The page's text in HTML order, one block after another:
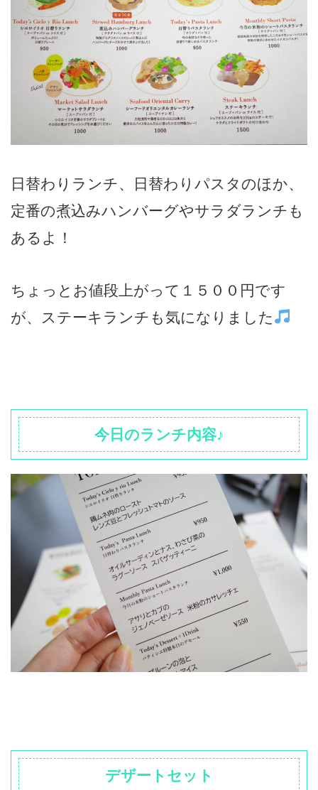
日替わりランチ、日替わりパスタのほか、
定番の煮込みハンバーグやサラダランチも
あるよ！
ちょっとお値段上がって１５００円です
が、ステーキランチも気になりました
今日のランチ内容♪
デザートセット